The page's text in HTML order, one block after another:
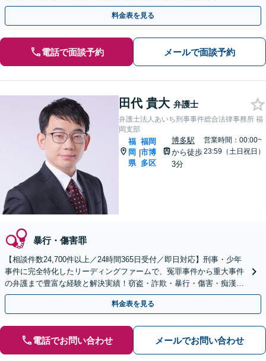
料金表を見る
電話で面談予約 メールで面談予約
田代 貴大 弁護士
弁護士法人あいち刑事事件総合法律事務所 福
岡支部
福
岡
県
|
福岡
市博
多区
博多駅
から徒歩
3分
営業時間：00:00~
23:59（土日祝日）
暴行・傷害罪
【相談件数24,700件以上／24時間365日受付／即日対応】刑事・少年
事件に完全特化したリーディングファームで、冤罪事件から重大事件
の弁護まで豊富な経験と解決実績！窃盗・詐欺・暴行・傷害・痴漢・
盗撮・薬物犯罪など幅広い分野に対応可能です！
料金表を見る
電話でお問い合わせ メールでお問い合わせ